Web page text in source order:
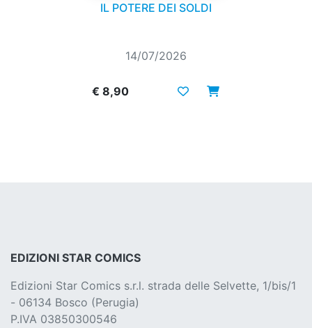
IL POTERE DEI SOLDI
14/07/2026
€ 8,90
EDIZIONI STAR COMICS
Edizioni Star Comics s.r.l. strada delle Selvette, 1/bis/1
- 06134 Bosco (Perugia)
P.IVA 03850300546